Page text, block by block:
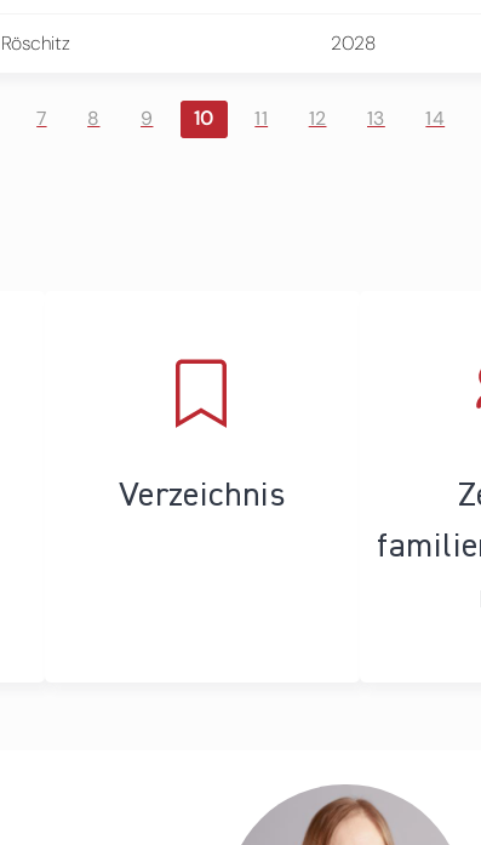
Röschitz 2028
7 8 9 10 11 12 13 14
Verzeichnis